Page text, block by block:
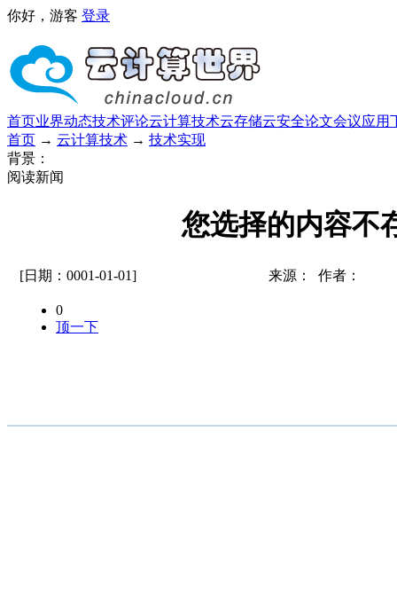
你好，游客 登录
首页业界动态技术评论云计算技术云存储云安全论文会议应用
首页 → 云计算技术 → 技术实现
背景：
阅读新闻
您选择的内容不
[日期：0001-01-01] 来源： 作者：
0
顶一下